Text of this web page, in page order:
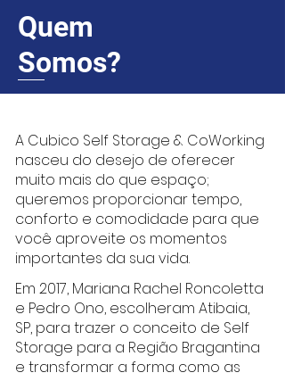
Quem
Somos?
A Cubico Self Storage & CoWorking
nasceu do desejo de oferecer
muito mais do que espaço;
queremos proporcionar tempo,
conforto e comodidade para que
você aproveite os momentos
importantes da sua vida.
Em 2017, Mariana Rachel Roncoletta
e Pedro Ono, escolheram Atibaia,
SP, para trazer o conceito de Self
Storage para a Região Bragantina
e transformar a forma como as